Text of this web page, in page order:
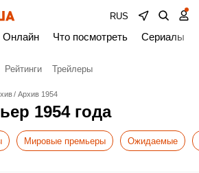
RUS
Онлайн Что посмотреть Сериалы
Рейтинги Трейлеры
Архив 1954
1954 года
Мировые премьеры Ожидаемые